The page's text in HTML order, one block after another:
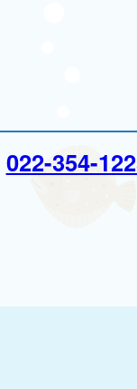
022-354-